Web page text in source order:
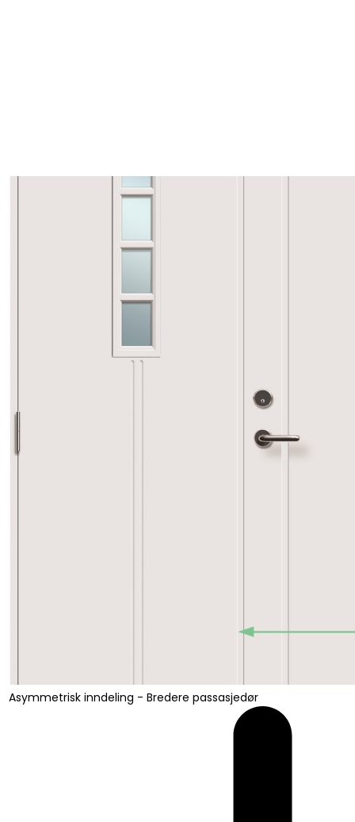
Asymmetrisk inndeling - Bredere passasjedør